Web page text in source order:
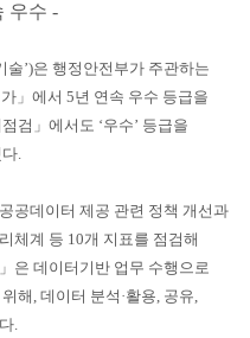
우수 -
술’)은 행정안전부가 주관하는
」에서 5년 연속 우수 등급을
검」에서도 ‘우수’ 등급을
.
공데이터 제공 관련 정책 개선과
체계 등 10개 지표를 점검해
은 데이터기반 업무 수행으로
해, 데이터 분석·활용, 공유,
.